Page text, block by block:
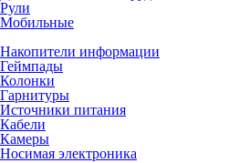
Рули
Мобильные
Накопители информации
Геймпады
Колонки
Гарнитуры
Источники питания
Кабели
Камеры
Носимая электроника